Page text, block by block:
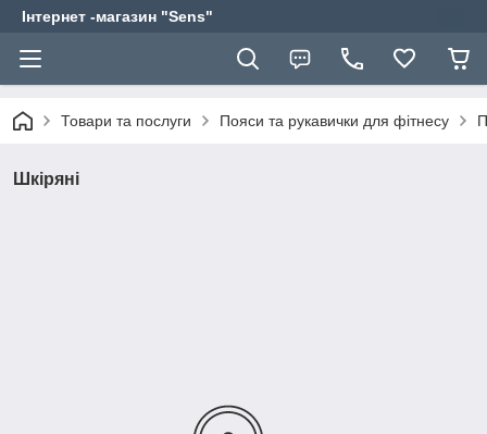
Інтернет -магазин "Sens"
Товари та послуги Пояси та рукавички для фітнесу
Шкіряні